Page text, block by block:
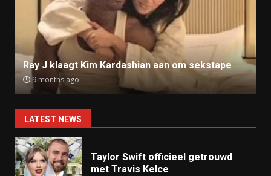
Ray J klaagt Kim Kardashian aan om sekstape
9 months ago
LATEST NEWS
Taylor Swift officieel getrouwd
met Travis Kelce